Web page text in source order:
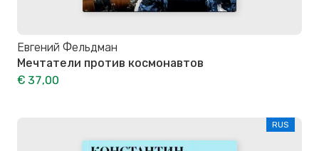
Евгений Фельдман
Мечтатели против космонавтов
€ 37,00
RUS